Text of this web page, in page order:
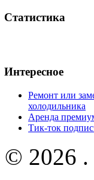
Статистика
Интересное
Ремонт или
холодильника
Аренда
Тик-ток
© 2026 .